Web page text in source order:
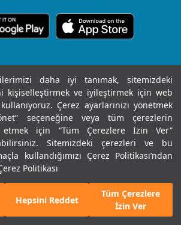
daha iyi tanımak, sitemizdeki
kişiselleştirmek ve iyileştirmek için web
Çerez ayarlarınızı yönetmek
seçeneğine veya tüm çerezlerin
etmek için “Tüm Çerezlere İzin Ver”
Sitemizdeki çerezleri ve bu
kullandığımızı Çerez Politikası’ndan
Politikası
Hepsini Reddet
Tüm Çerezlere
İzin Ver
Bizi Arayın
Medikal teknolojiler
Hastalıklar ve
Tedavileri
Sizi Dinliyoruz
Nöbetçi Eczane
Gebelik Okulu
içerik Güncelleme
Yasal Uyarı
Anlaşmalı Kurumlar
Kariyer
İletişim
© 2025 | Sayfa içeriği sadece
Tanı ve tedavi için mutlaka
Tarihi : 06.08.2026 08:09:02